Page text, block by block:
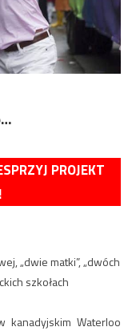
PROJEKT
„dwie matki”, „dwóch
szkołach
kanadyjskim Waterloo